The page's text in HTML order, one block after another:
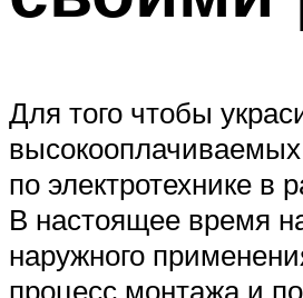
Для того чтобы
высокооплачиваемых
по электротехнике
В настоящее время
наружного
процесс монтажа и